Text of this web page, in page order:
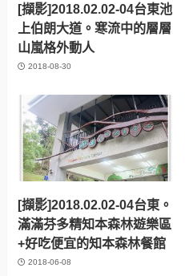
[擷影]2018.02.02-04台東池
上伯朗大道。寒流中的層層
山嵐格外動人
2018-08-30
[擷影]2018.02.02-04台東。
滿滿芬多精知本森林遊樂區
+好吃便宜的知本森林餐館
2018-06-08